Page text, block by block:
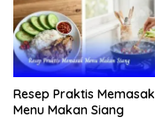
Resep Praktis Memasak
Menu Makan Siang